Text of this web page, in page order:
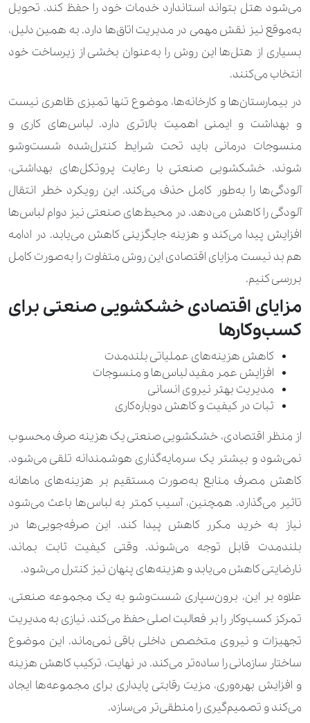
می‌شود هتل بتواند استاندارد خدمات خود را حفظ کند. تحویل
به‌موقع نیز نقش مهمی در مدیریت اتاق‌ها دارد. به همین دلیل،
بسیاری از هتل‌ها این روش را به‌عنوان بخشی از زیرساخت خود
انتخاب می‌کنند.
در بیمارستان‌ها و کارخانه‌ها، موضوع تنها تمیزی ظاهری نیست
و بهداشت و ایمنی اهمیت بالاتری دارد. لباس‌های کاری و
منسوجات درمانی باید تحت شرایط کنترل‌شده شست‌وشو
شوند. خشکشویی صنعتی با رعایت پروتکل‌های بهداشتی،
آلودگی‌ها را به‌طور کامل حذف می‌کند. این رویکرد خطر انتقال
آلودگی را کاهش می‌دهد. در محیط‌های صنعتی نیز دوام لباس‌ها
افزایش پیدا می‌کند و هزینه جایگزینی کاهش می‌یابد. در ادامه
هم بد نیست مزایای اقتصادی این روش متفاوت را به‌صورت کامل
بررسی کنیم.
مزایای اقتصادی خشکشویی صنعتی برای
کسب‌وکارها
کاهش هزینه‌های عملیاتی بلندمدت
افزایش عمر مفید لباس‌ها و منسوجات
مدیریت بهتر نیروی انسانی
ثبات در کیفیت و کاهش دوباره‌کاری
از منظر اقتصادی، خشکشویی صنعتی یک هزینه صرف محسوب
نمی‌شود و بیشتر یک سرمایه‌گذاری هوشمندانه تلقی می‌شود.
کاهش مصرف منابع به‌صورت مستقیم بر هزینه‌های ماهانه
تاثیر می‌گذارد. همچنین، آسیب کمتر به لباس‌ها باعث می‌شود
نیاز به خرید مکرر کاهش پیدا کند. این صرفه‌جویی‌ها در
بلندمدت قابل توجه می‌شوند. وقتی کیفیت ثابت بماند،
نارضایتی کاهش می‌یابد و هزینه‌های پنهان نیز کنترل می‌شود.
علاوه بر این، برون‌سپاری شست‌وشو به یک مجموعه صنعتی،
تمرکز کسب‌وکار را بر فعالیت اصلی حفظ می‌کند. نیازی به مدیریت
تجهیزات و نیروی متخصص داخلی باقی نمی‌ماند. این موضوع
ساختار سازمانی را ساده‌تر می‌کند. در نهایت، ترکیب کاهش هزینه
و افزایش بهره‌وری، مزیت رقابتی پایداری برای مجموعه‌ها ایجاد
می‌کند و تصمیم‌گیری را منطقی‌تر می‌سازد.